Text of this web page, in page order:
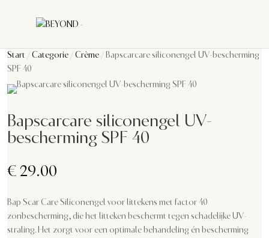
Start /Categorie /Crème / Bapscarcare siliconengel UV-bescherming
SPF 40
Bapscarcare siliconengel UV-
bescherming SPF 40
€ 29.00
Bap Scar Care Siliconengel voor littekens met factor 40
zonbescherming, die het litteken beschermt tegen schadelijke UV-
straling. Het zorgt voor een optimale behandeling én bescherming